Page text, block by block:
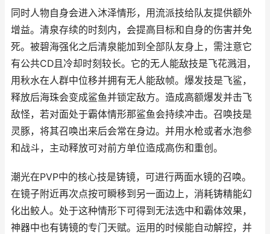
同时人物自身会进入沐泽情形，用流派技给队友提供额外
增益。清泉存续的时刻内，会提高目标和自身的伤害并免
死。被碧海强化之后清泉能加到全部队友身上，需注意它
有公共CD且冷却时刻较长。它的无人能敌技是飞花溅泪，
用秋水在人群中位移并拥有无人能敌帧。爆发技是飞鲨，
释放后海珠会变成鲨鱼并锁定敌方。造成高额爆发并击飞
敌怪，若对面处于霸体情形那鲨鱼会持续冲击。召唤技是
灵豚，将其召唤出来后会常在身边。并用水枪或者水泡参
和战斗，主动释放可对前方单位造成高伤和重创。
潮光在PVP中的核心技是铸镜，可进行两面水镜的召唤。
在镜子附近再次点按可瞬移到另一面边上，消耗铸精能幻
化出鲛人。处于这种情形下可得到无法选中和霸体效果，
神器中也有铸镜的专门天赋。运用的时候能自动解控，并